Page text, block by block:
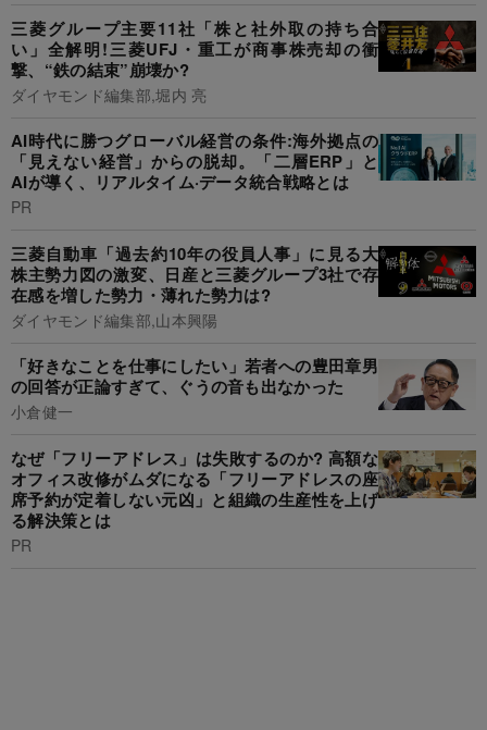
三菱グループ主要11社「株と社外取の持ち合
い」全解明!三菱UFJ・重工が商事株売却の衝
撃、“鉄の結束”崩壊か?
ダイヤモンド編集部,堀内 亮
AI時代に勝つグローバル経営の条件:海外拠点の
「見えない経営」からの脱却。「二層ERP」と
AIが導く、リアルタイム·データ統合戦略とは
PR
三菱自動車「過去約10年の役員人事」に見る大
株主勢力図の激変、日産と三菱グループ3社で存
在感を増した勢力・薄れた勢力は?
ダイヤモンド編集部,山本興陽
「好きなことを仕事にしたい」若者への豊田章男
の回答が正論すぎて、ぐうの音も出なかった
小倉健一
なぜ「フリーアドレス」は失敗するのか? 高額な
オフィス改修がムダになる「フリーアドレスの座
席予約が定着しない元凶」と組織の生産性を上げ
る解決策とは
PR